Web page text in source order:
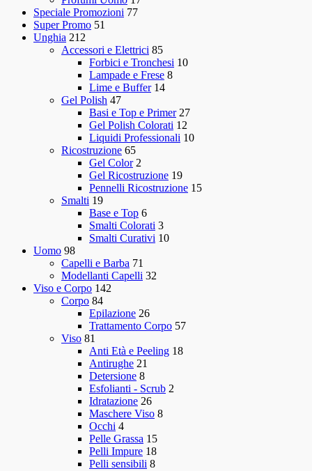
Speciale Promozioni 77
Super Promo 51
Unghia 212
Accessori e Elettrici 85
Forbici e Tronchesi 10
Lampade e Frese 8
Lime e Buffer 14
Gel Polish 47
Basi e Top e Primer 27
Gel Polish Colorati 12
Liquidi Professionali 10
Ricostruzione 65
Gel Color 2
Gel Ricostruzione 19
Pennelli Ricostruzione 15
Smalti 19
Base e Top 6
Smalti Colorati 3
Smalti Curativi 10
Uomo 98
Capelli e Barba 71
Modellanti Capelli 32
Viso e Corpo 142
Corpo 84
Epilazione 26
Trattamento Corpo 57
Viso 81
Anti Età e Peeling 18
Antirughe 21
Detersione 8
Esfolianti - Scrub 2
Idratazione 26
Maschere Viso 8
Occhi 4
Pelle Grassa 15
Pelli Impure 18
Pelli sensibili 8